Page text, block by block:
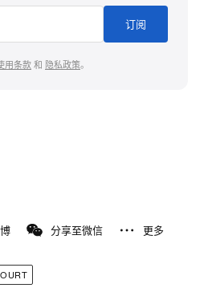
订阅
用条款和 隐私政策。
分享至微信 更多